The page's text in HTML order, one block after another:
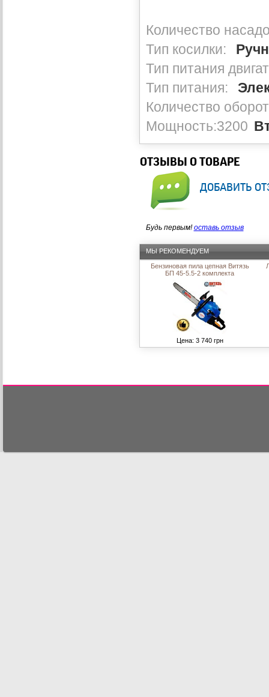
Количество
Тип косилки:
Тип питания
Тип питания:
Количество
Мощность:3200
ОТЗЫВЫ О ТОВАРЕ
добавить
Будь первым!оставь отзыв
МЫ РЕКОМЕНДУЕМ
Бензиновая пила цепная Витязь
БП 45-5.5-2 комплекта
Цена: 3 740 грн